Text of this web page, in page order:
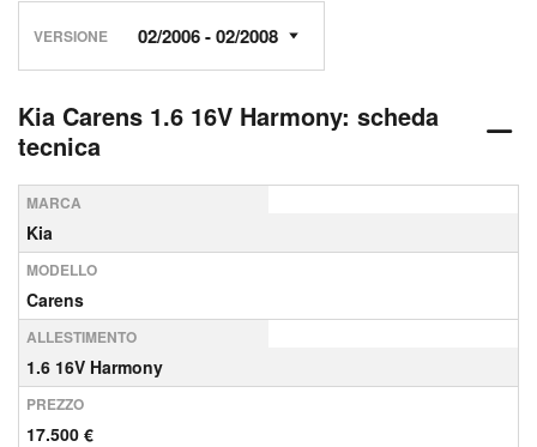
VERSIONE
Kia Carens 1.6 16V Harmony: scheda
tecnica
MARCA
Kia
MODELLO
Carens
ALLESTIMENTO
1.6 16V Harmony
PREZZO
17.500 €